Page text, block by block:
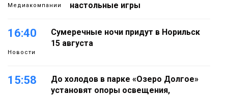
Медиакомпании
настольные игры
16:40
Новости
Сумеречные ночи придут в Норильск
15 августа
15:58
До холодов в парке «Озеро Долгое»
установят опоры освещения,